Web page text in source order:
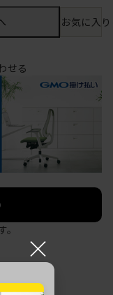
お気に入
せる
×